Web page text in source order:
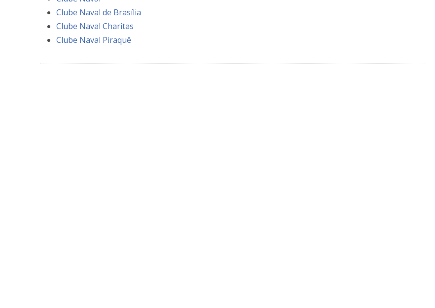
Clube Naval de Brasília
Clube Naval Charitas
Clube Naval Piraquê